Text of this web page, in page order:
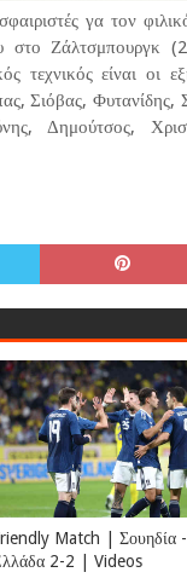
γα τον
στο Ζάλτσμπουργκ
τεχνικός είναι οι
Σιόβας, Φυτανίδης,
Δημούτσος,
Match | Σουηδία -
2-2 | Videos